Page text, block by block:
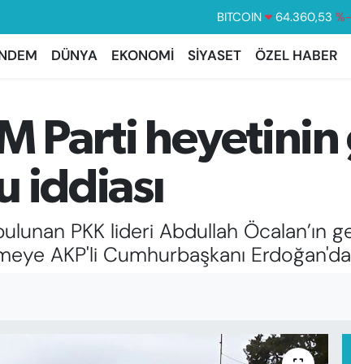
DOLAR 47,7069
EURO
55,0265
BİST100
13.887
DÜNYA EKONOMİ SİYASET ÖZEL HABER
Parti
iddiası
PKK lideri Abdullah Öcalan’ın
AKP'li Cumhurbaşkanı